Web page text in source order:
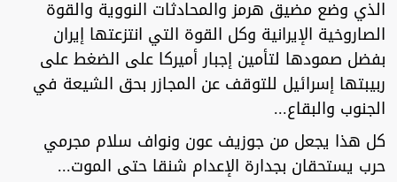
الذي وضع مضيق هرمز والمحادثات النووية والقوة
الصاروخية الإيرانية وكل القوة التي انتزعتها إيران
بفضل صمودها لتأمين إجبار أميركا على الضغط على
ربيبتها إسرائيل للتوقف عن المجازر بحق الشيعة في
الجنوب والبقاع...
كل هذا يجعل من جوزيف عون ونواف سلام مجرمي
حرب يستحقان بجدارة الإعدام شنقا حتى الموت...